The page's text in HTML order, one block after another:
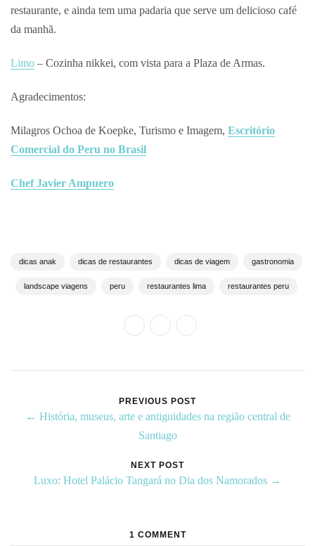
restaurante, e ainda tem uma padaria que serve um delicioso café
da manhã.
Limo – Cozinha nikkei, com vista para a Plaza de Armas.
Agradecimentos:
Milagros Ochoa de Koepke, Turismo e Imagem, Escritório
Comercial do Peru no Brasil
Chef Javier Ampuero
dicas anak dicas de restaurantes dicas de viagem gastronomia
landscape viagens peru restaurantes lima restaurantes peru
PREVIOUS POST
← História, museus, arte e antiguidades na região central de
Santiago
NEXT POST
Luxo: Hotel Palácio Tangará no Dia dos Namorados →
1 COMMENT